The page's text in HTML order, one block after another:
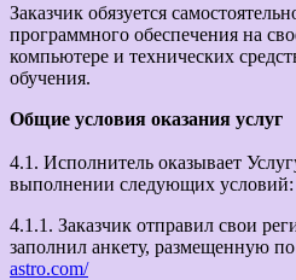
Заказчик обязуется
программного обеспечения на
компьютере и технических
обучения.
Общие условия оказания услуг
4.1. Исполнитель оказывает
выполнении следующих условий:
4.1.1. Заказчик отправил свои
заполнил анкету, размещенную по
astro.com/